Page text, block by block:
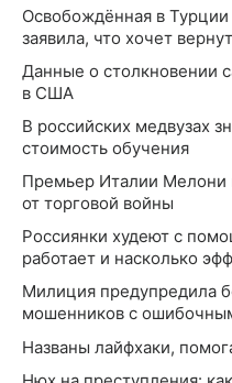
Освобождённая в
заявила, что хочет
Данные о столкновении
в США
В российских медвузах
стоимость обучения
Премьер Италии Мелони
от торговой войны
Россиянки худеют с
работает и насколько
Милиция предупредила
мошенников с
Названы лайфхаки,